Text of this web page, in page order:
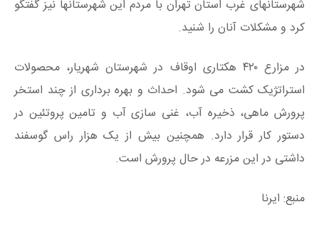
شهرستانهای غرب استان تهران با مردم این شهرستانها نیز گفتگو
کرد و مشکلات آنان را شنید.
در مزارع ۴۲۰ هکتاری اوقاف در شهرستان شهریار، محصولات
استراتژیک کشت می شود. احداث و بهره برداری از چند استخر
پرورش ماهی، ذخیره آب، غنی سازی آب و تامین پروتئین در
دستور کار قرار دارد. همچنین بیش از یک هزار راس گوسفند
داشتی در این مزرعه در حال پرورش است.
منبع: ایرنا